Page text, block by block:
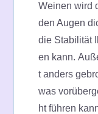
Weinen wird
den Augen
die Stabilität
en kann.
t anders
was
ht führen